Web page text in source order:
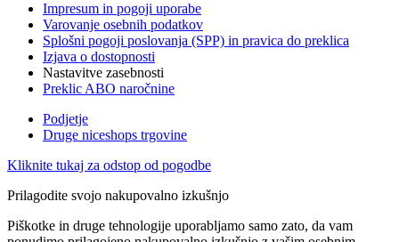
Impresum in pogoji uporabe
Varovanje osebnih podatkov
Splošni pogoji poslovanja (SPP) in pravica do preklica
Izjava o dostopnosti
Nastavitve zasebnosti
Preklic ABO naročnine
Podjetje
Druge niceshops trgovine
Kliknite tukaj za odstop od pogodbe
Prilagodite svojo nakupovalno izkušnjo
Piškotke in druge tehnologije uporabljamo samo zato, da vam